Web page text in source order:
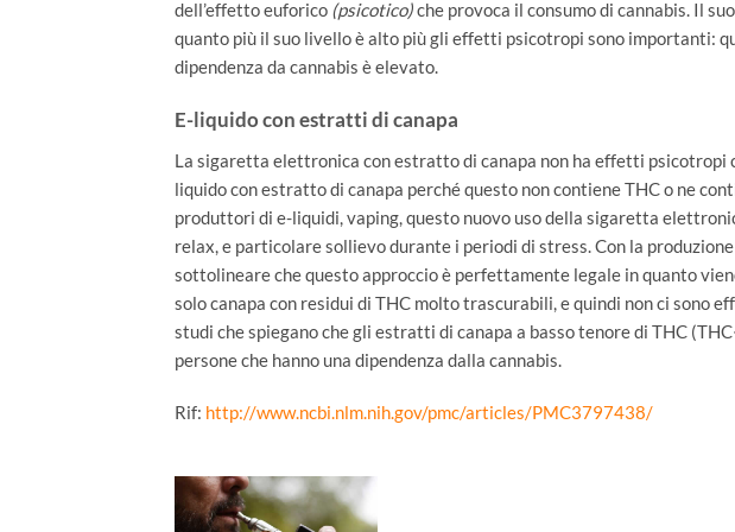
dell’effetto euforico (psicotico)che provoca il consumo di cannabis. Il
quanto più il suo livello è alto più gli effetti psicotropi sono importanti:
dipendenza da cannabis è elevato.
E-liquido con estratti di canapa
La sigaretta elettronica con estratto di canapa non ha effetti psicotropi
liquido con estratto di canapa perché questo non contiene THC o ne
produttori di e-liquidi, vaping, questo nuovo uso della sigaretta
relax, e particolare sollievo durante i periodi di stress.Con la
sottolineare che questo approccio è perfettamente legale in quanto
solo canapa con residui di THC molto trascurabili, e quindi non ci sono
studi che spiegano che gli estratti di canapa a basso tenore di THC
persone che hanno una dipendenza dalla cannabis.
Rif: http://www.ncbi.nlm.nih.gov/pmc/articles/PMC3797438/